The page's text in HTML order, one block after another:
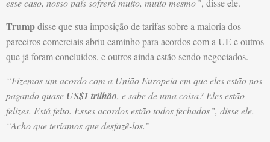
esse caso, nosso país sofrerá muito, muito mesmo”, disse ele.
Trumpdisse que sua imposição de tarifas sobre a maioria dos
parceiros comerciais abriu caminho para acordos com a UE e outros
que já foram concluídos, e outros ainda estão sendo negociados.
“Fizemos um acordo com a União Europeia em que eles estão nos
pagando quase US$1 trilhão, e sabe de uma coisa? Eles estão
felizes. Está feito. Esses acordos estão todos fechados”, disse ele.
“Acho que teríamos que desfazê-los.”